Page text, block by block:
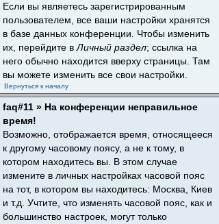
Если вы являетесь зарегистрированным
пользователем, все ваши настройки хранятся
в базе данных конференции. Чтобы изменить
их, перейдите в Личный раздел; ссылка на
него обычно находится вверху страницы. Там
вы можете изменить все свои настройки.
Вернуться к началу
faq#11 » На конференции неправильное
время!
Возможно, отображается время, относящееся
к другому часовому поясу, а не к тому, в
котором находитесь вы. В этом случае
измените в личных настройках часовой пояс
на тот, в котором вы находитесь: Москва, Киев
и т.д. Учтите, что изменять часовой пояс, как и
большинство настроек, могут только